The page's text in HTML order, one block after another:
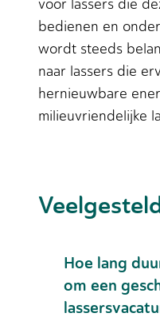
voor lassers die
bedienen en
wordt steeds
naar lassers die
hernieuwbare
milieuvriendelijke
Hoe lang
om een